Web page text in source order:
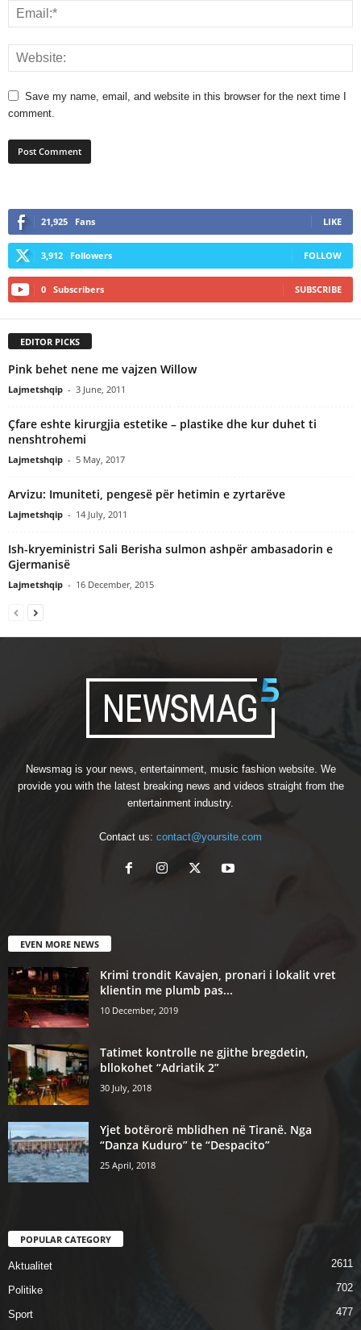
Save my name, email, and website in this browser for the next time I
comment.
21,925 Fans LIKE
3,912 Followers FOLLOW
0 Subscribers SUBSCRIBE
EDITOR PICKS
Pink behet nene me vajzen Willow
Lajmetshqip - 3 June, 2011
Çfare eshte kirurgjia estetike – plastike dhe kur duhet ti
nenshtrohemi
Lajmetshqip - 5 May, 2017
Arvizu: Imuniteti, pengesë për hetimin e zyrtarëve
Lajmetshqip - 14 July, 2011
Ish-kryeministri Sali Berisha sulmon ashpër ambasadorin e
Gjermanisë
Lajmetshqip - 16 December, 2015
Newsmag is your news, entertainment, music fashion website. We
provide you with the latest breaking news and videos straight from the
entertainment industry.
Contact us: contact@yoursite.com
EVEN MORE NEWS
Krimi trondit Kavajen, pronari i lokalit vret
klientin me plumb pas...
10 December, 2019
Tatimet kontrolle ne gjithe bregdetin,
bllokohet “Adriatik 2”
30 July, 2018
Yjet botërorë mblidhen në Tiranë. Nga
“Danza Kuduro” te “Despacito”
25 April, 2018
POPULAR CATEGORY
Aktualitet 2611
Politike 702
Sport 477